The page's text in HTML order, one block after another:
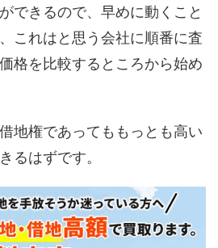
できるので、早めに動くこと
これはと思う会社に順番に査
格を比較するところから始め
地権であってももっとも高い
るはずです。